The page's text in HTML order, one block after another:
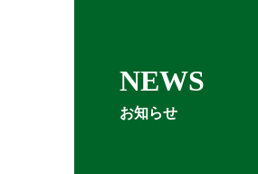
NEWS
お知らせ